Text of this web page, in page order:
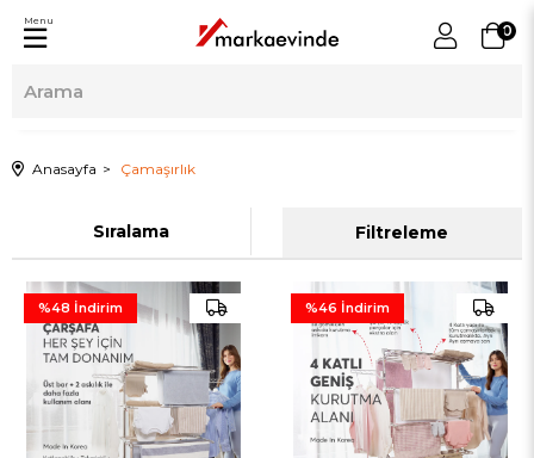
0
Menu
Anasayfa Çamaşırlık
Filtreleme
Sıralama
%48 İndirim %46 İndirim